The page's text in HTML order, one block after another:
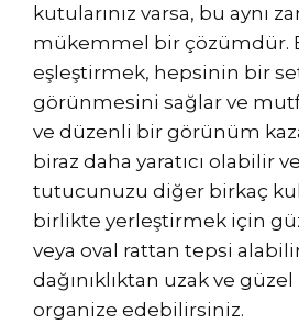
kutularınız varsa, bu aynı
mükemmel bir çözümdür.
eşleştirmek, hepsinin bir
görünmesini sağlar ve
ve düzenli bir görünüm
biraz daha yaratıcı olabilir
tutucunuzu diğer birkaç
birlikte yerleştirmek için
veya oval rattan tepsi
dağınıklıktan uzak ve
organize edebilirsiniz.